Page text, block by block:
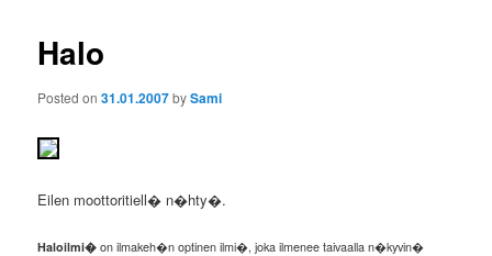
Halo
Posted on31.01.2007bySami
Eilen moottoritiell� n�hty�.
Haloilmi� on ilmakeh�n optinen ilmi�, joka ilmenee taivaalla n�kyvin�